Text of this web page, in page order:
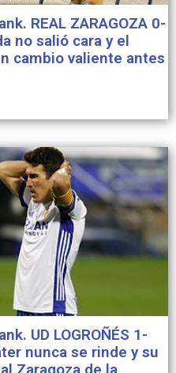
REAL ZARAGOZA 0-
no salió cara y el
cambio valiente antes
UD LOGROÑÉS 1-
nunca se rinde y su